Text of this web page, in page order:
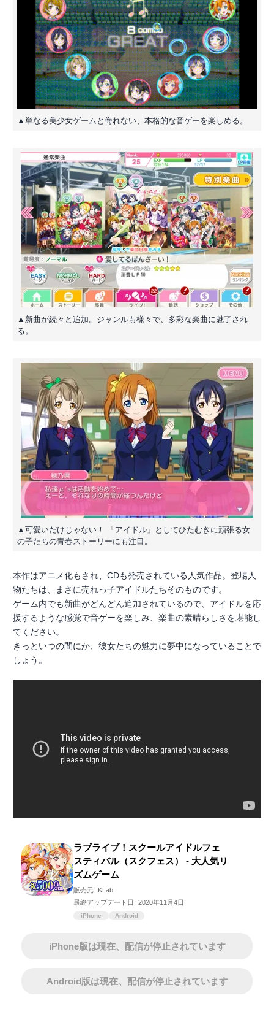
▲単なる美少女ゲームと侮れない、本格的な音ゲーを楽しめる。
▲新曲が続々と追加。ジャンルも様々で、多彩な楽曲に魅了され
る。
▲可愛いだけじゃない！ 「アイドル」としてひたむきに頑張る女
の子たちの青春ストーリーにも注目。
本作はアニメ化もされ、CDも発売されている人気作品。登場人
物たちは、まさに売れっ子アイドルたちそのものです。
ゲーム内でも新曲がどんどん追加されているので、アイドルを応
援するような感覚で音ゲーを楽しみ、楽曲の素晴らしさを堪能し
てください。
きっといつの間にか、彼女たちの魅力に夢中になっていることで
しょう。
ラブライブ！スクールアイドルフェ
スティバル（スクフェス） - 大人気リ
ズムゲーム
販売元: KLab
最終アップデート日: 2020年11月4日
iPhone Android
iPhone版は現在、配信が停止されています
Android版は現在、配信が停止されています